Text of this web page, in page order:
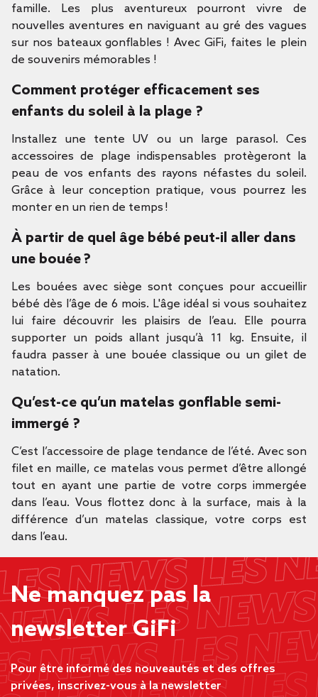
famille. Les plus aventureux pourront vivre de
nouvelles aventures en naviguant au gré des vagues
sur nos bateaux gonflables ! Avec GiFi, faites le plein
de souvenirs mémorables !
Comment protéger efficacement ses
enfants du soleil à la plage ?
Installez une tente UV ou un large parasol. Ces
accessoires de plage indispensables protègeront la
peau de vos enfants des rayons néfastes du soleil.
Grâce à leur conception pratique, vous pourrez les
monter en un rien de temps !
À partir de quel âge bébé peut-il aller dans
une bouée ?
Les bouées avec siège sont conçues pour accueillir
bébé dès l’âge de 6 mois. L'âge idéal si vous souhaitez
lui faire découvrir les plaisirs de l’eau. Elle pourra
supporter un poids allant jusqu’à 11 kg. Ensuite, il
faudra passer à une bouée classique ou un gilet de
natation.
Qu’est-ce qu’un matelas gonflable semi-
immergé ?
C’est l’accessoire de plage tendance de l’été. Avec son
filet en maille, ce matelas vous permet d’être allongé
tout en ayant une partie de votre corps immergée
dans l’eau. Vous flottez donc à la surface, mais à la
différence d’un matelas classique, votre corps est
dans l’eau.
Ne manquez pas la
newsletter GiFi
Pour être informé des nouveautés et des offres
privées, inscrivez-vous à la newsletter